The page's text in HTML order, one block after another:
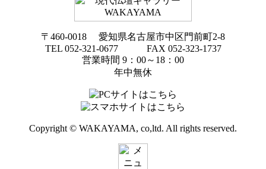
〒460-0018 愛知県名古屋市中区門前町2-8
TEL 052-321-0677 FAX 052-323-1737
営業時間 9：00～18：00
年中無休
Copyright © WAKAYAMA, co,ltd. All rights reserved.